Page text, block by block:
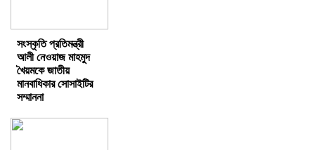
সংস্কৃতি প্রতিমন্ত্রী
আলী নেওয়াজ মাহমুদ
খৈয়মকে জাতীয়
মানবাধিকার সোসাইটির
সম্মাননা